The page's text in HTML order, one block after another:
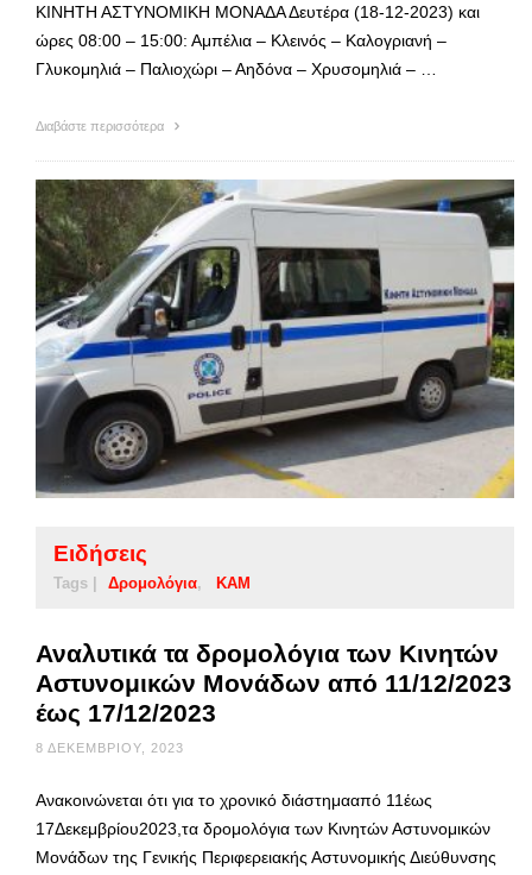
ΚΙΝΗΤΗ ΑΣΤΥΝΟΜΙΚΗ ΜΟΝΑΔΑ Δευτέρα (18-12-2023) και
ώρες 08:00 – 15:00: Αμπέλια – Κλεινός – Καλογριανή –
Γλυκομηλιά – Παλιοχώρι – Αηδόνα – Χρυσομηλιά – …
Διαβάστε περισσότερα
Ειδήσεις
Tags | Δρομολόγια ΚΑΜ
Αναλυτικά τα δρομολόγια των Κινητών
Αστυνομικών Μονάδων από 11/12/2023
έως 17/12/2023
8 ΔΕΚΕΜΒΡΊΟΥ, 2023
Ανακοινώνεται ότι για το χρονικό διάστημααπό 11έως
17Δεκεμβρίου2023,τα δρομολόγια των Κινητών Αστυνομικών
Μονάδων της Γενικής Περιφερειακής Αστυνομικής Διεύθυνσης